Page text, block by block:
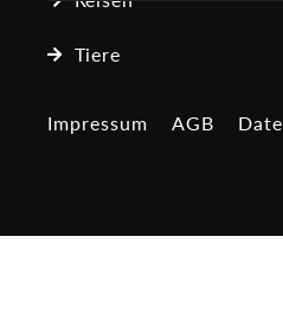
Tiere
Impressum AGB